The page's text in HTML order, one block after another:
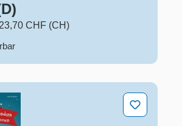
23,70 CHF (CH)
und großen